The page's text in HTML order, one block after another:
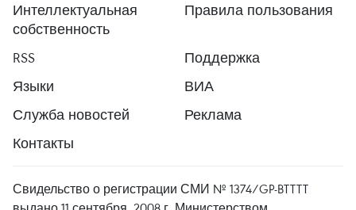
Интеллектуальная
собственность
Правила пользования
RSS
Поддержка
Языки
ВИА
Служба новостей
Реклама
Контакты
Свидельство о регистрации СМИ № 1374/GP-BTTTT